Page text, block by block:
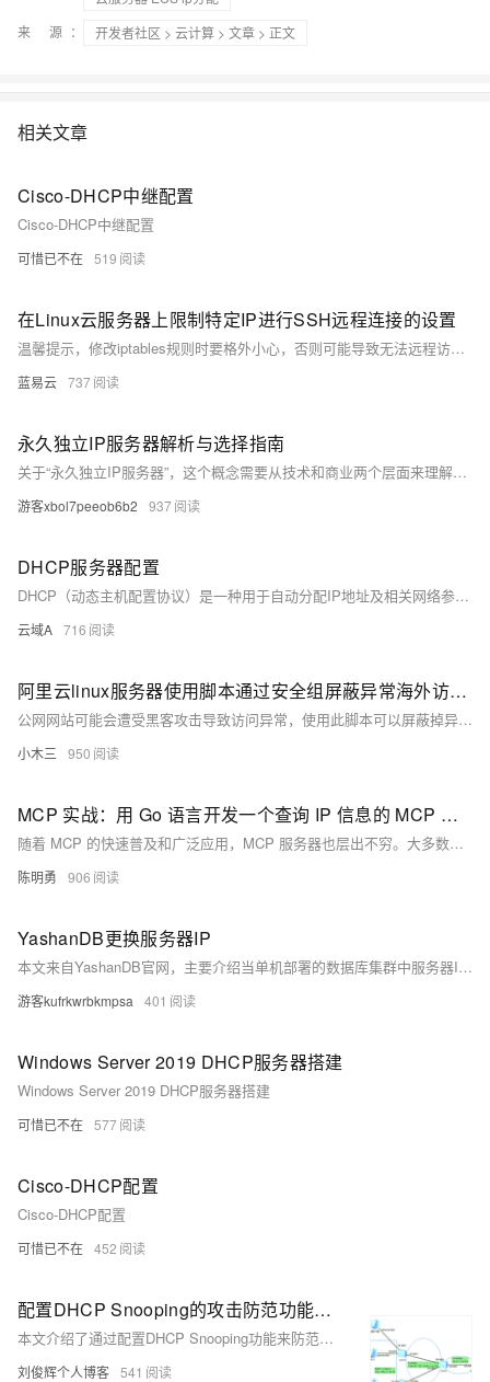
来 源：
开发者社区 > 云计算 > 文章 > 正文
相关文章
Cisco-DHCP中继配置
Cisco-DHCP中继配置
可惜已不在 519
在Linux云服务器上限制特定IP进行SSH远程连接的设置
温馨提示，修改iptables规则时要格外小心，否则可能导致无法远程访问你的服务器。最好在掌握足够技术知识和理解清楚操作含义之后再进行。另外，在已经配置了防火墙的情况下，例如ufw(Ubuntu Firewall)或firewalld，需要按照相应的防火墙的规则来设置。
蓝易云 737
永久独立IP服务器解析与选择指南
关于“永久独立IP服务器”，这个概念需要从技术和商业两个层面来理解，小编为您整理发布。
游客xbol7peeob6b2 937
DHCP服务器配置
DHCP（动态主机配置协议）是一种用于自动分配IP地址及相关网络参数的协议，旨在简化网络管理、减少手动配置的工作量并避免IP地址冲突。其工作过程包括发现、提供、请求和确认四个阶段，确保设备快速安全接入网络。关键概念包括IP地址池、租约、作用域和静态分配等。DHCP通过自动化、动态性和冲突避免等功能，支持网络设备高效接入与管理。
云域A 716
阿里云linux服务器使用脚本通过安全组屏蔽异常海外访问ip
公网网站可能会遭受黑客攻击导致访问异常，使用此脚本可以屏蔽掉异常IP 恢复访问。也可自行设置定时任务定期检测屏蔽。
小木三 950
MCP 实战：用 Go 语言开发一个查询 IP 信息的 MCP 服务器
随着 MCP 的快速普及和广泛应用，MCP 服务器也层出不穷。大多数开发者使用的 MCP 服务器开发库是官方提供的 typescript-sdk，而作为 Go 开发者，我们也可以借助优秀的第三方库去开发 MCP 服务器，例如 ThinkInAIXYZ/go-mcp。 本文将详细介绍如何在 Go 语言中使用 go-mcp 库来开发一个查询 IP 信息的 MCP 服务器。
陈明勇 906
YashanDB更换服务器IP
本文来自YashanDB官网，主要介绍当单机部署的数据库集群中服务器IP发生变更时，管理员如何使用`yasboot ipchange`命令完成数据库层面的IP更换操作。以一主两备环境为例，详细描述了更换`yasom`、`yasagent`和`yasdb` IP的具体步骤，包括操作顺序、命令示例以及验证方法，确保数据库服务恢复正常运行。操作需按顺序执行，并满足YashanDB的部署要求。
游客kufrkwrbkmpsa 401
Windows Server 2019 DHCP服务器搭建
Windows Server 2019 DHCP服务器搭建
可惜已不在 577
Cisco-DHCP配置
Cisco-DHCP配置
可惜已不在 452
配置DHCP Snooping的攻击防范功能示例
本文介绍了通过配置DHCP Snooping功能来防范DHCP攻击的组网需求与实现方法。网络中存在多种针对DHCP的攻击，如仿冒DHCP Server、报文泛洪、仿冒报文及服务拒绝等，这些攻击可能严重影响网络正常运行。为保障DHCP用户服务质量，需在DHCP Relay上配置DHCP Snooping功能。具体包括：配置DHCP转发、启用基本防护功能、限制报文速率、绑定表匹配检查及接入用户数限制等步骤。最后通过命令验证配置结果，确保功能正常运行。
刘俊辉个人博客 541